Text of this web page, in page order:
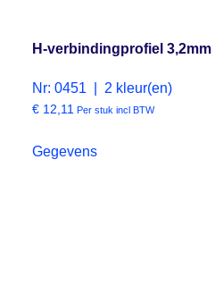
H-verbindingprofiel 3,2mm
Nr: 0451 | 2 kleur(en)
€ 12,11 Per stuk incl BTW
Gegevens